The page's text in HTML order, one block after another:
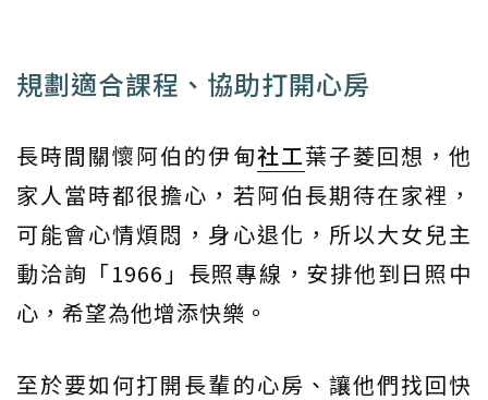
規劃適合課程、協助打開心房
長時間關懷阿伯的伊甸社工葉子菱回想，他
家人當時都很擔心，若阿伯長期待在家裡，
可能會心情煩悶，身心退化，所以大女兒主
動洽詢「1966」長照專線，安排他到日照中
心，希望為他增添快樂。
至於要如何打開長輩的心房、讓他們找回快